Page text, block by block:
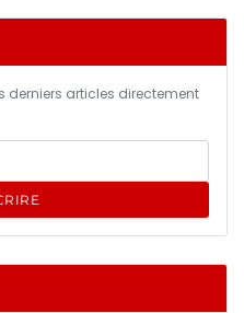
derniers articles directement